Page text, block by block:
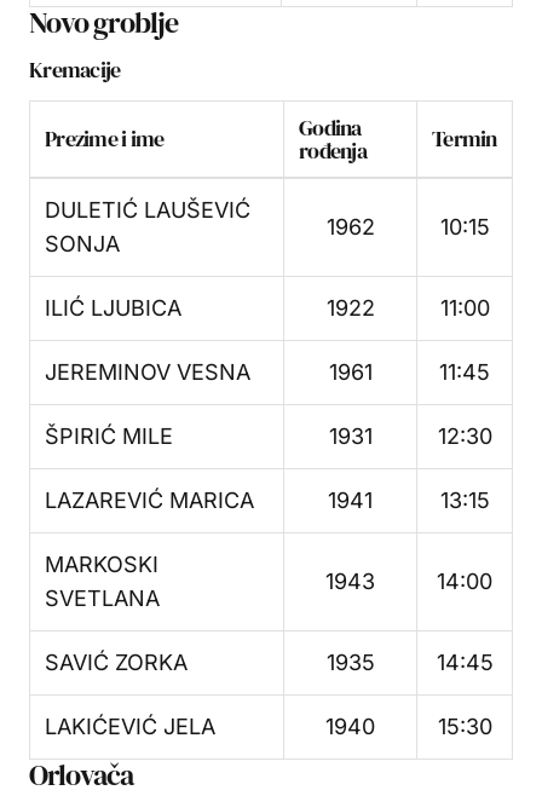
Novo groblje
Kremacije
Prezime i ime Godina
rođenja Termin
DULETIĆ LAUŠEVIĆ
SONJA
1962 10:15
ILIĆ LJUBICA 1922 11:00
JEREMINOV VESNA 1961 11:45
ŠPIRIĆ MILE 1931 12:30
LAZAREVIĆ MARICA 1941 13:15
MARKOSKI
SVETLANA
1943 14:00
SAVIĆ ZORKA 1935 14:45
LAKIĆEVIĆ JELA 1940 15:30
Orlovača